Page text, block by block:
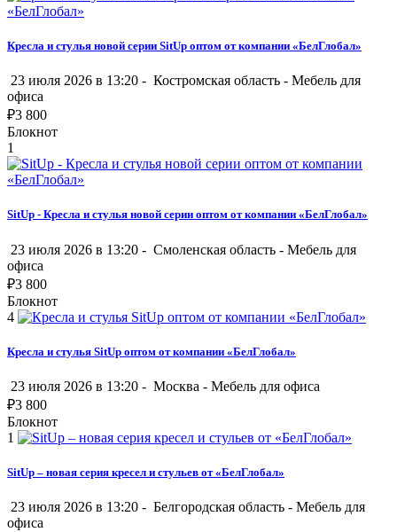
Кресла и стулья новой серии SitUp оптом от компании «БелГлобал»
23 июля 2026 в 13:20 - Костромская область - Мебель для
офиса
₽3 800
Блокнот
1
SitUp - Кресла и стулья новой серии оптом от компании «БелГлобал»
23 июля 2026 в 13:20 - Смоленская область - Мебель для
офиса
₽3 800
Блокнот
4
Кресла и стулья SitUp оптом от компании «БелГлобал»
23 июля 2026 в 13:20 - Москва - Мебель для офиса
₽3 800
Блокнот
1
SitUp – новая серия кресел и стульев от «БелГлобал»
23 июля 2026 в 13:20 - Белгородская область - Мебель для
офиса